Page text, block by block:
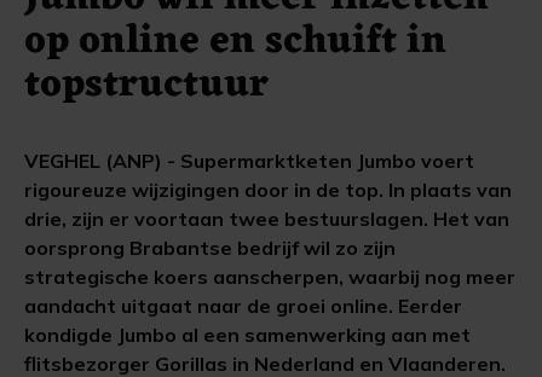
op online en schuift in
topstructuur
VEGHEL (ANP) - Supermarktketen Jumbo voert
rigoureuze wijzigingen door in de top. In plaats van
drie, zijn er voortaan twee bestuurslagen. Het van
oorsprong Brabantse bedrijf wil zo zijn
strategische koers aanscherpen, waarbij nog meer
aandacht uitgaat naar de groei online. Eerder
kondigde Jumbo al een samenwerking aan met
flitsbezorger Gorillas in Nederland en Vlaanderen.